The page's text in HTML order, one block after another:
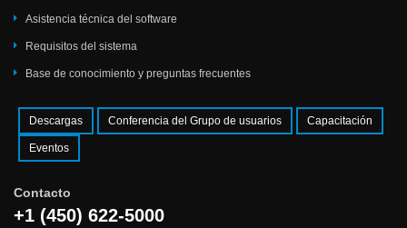
Asistencia técnica del software
Requisitos del sistema
Base de conocimiento y preguntas frecuentes
Descargas Conferencia del Grupo de usuarios Capacitación
Eventos
Contacto
+1 (450) 622-5000